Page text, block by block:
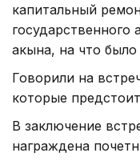
капитальный
акына, на что
Говорили на
которые
В заключение
награждена